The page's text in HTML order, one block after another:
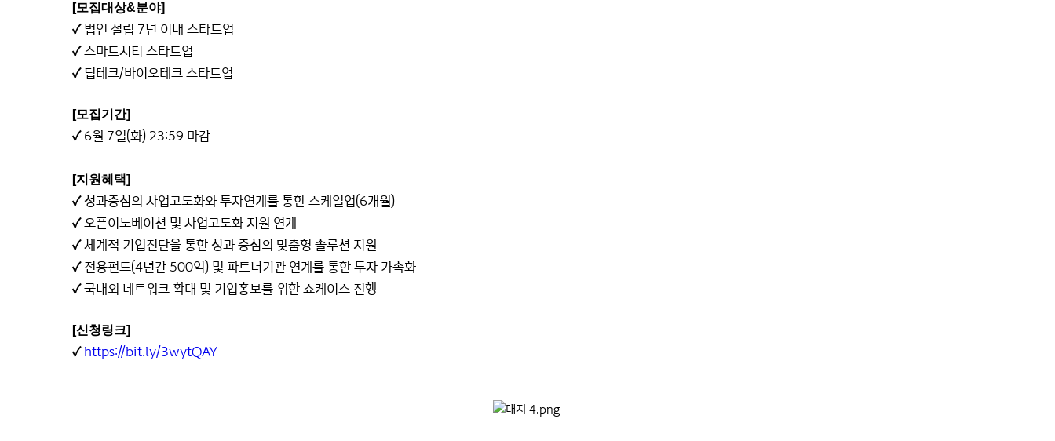
[모집대상&분야]
✓ 법인 설립 7년 이내 스타트업
✓스마트시티 스타트업
✓ 딥테크/바이오테크 스타트업
[모집기간]
✓ 6월 7일(화) 23:59 마감
[지원혜택]
✓성과중심의 사업고도화와 투자연계를 통한 스케일업(6개월)
✓오픈이노베이션 및 사업고도화 지원 연계
✓체계적 기업진단을 통한 성과 중심의 맞춤형 솔루션 지원
✓ 전용펀드(4년간 500억) 및 파트너기관 연계를 통한 투자 가속화
✓국내외 네트워크 확대 및 기업홍보를 위한 쇼케이스 진행
[신청링크]
✓ https://bit.ly/3wytQAY